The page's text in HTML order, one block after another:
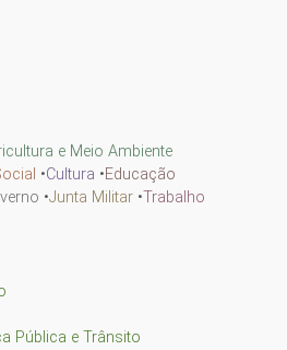
e Meio Ambiente
•Cultura •Educação
•Junta Militar •Trabalho
Pública e Trânsito